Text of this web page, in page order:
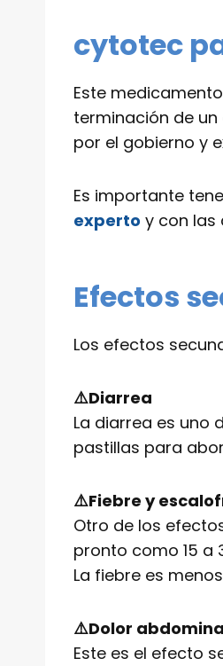
cytotec
Este
terminación de
por el gobierno y
Es importante
experto y con las
Efectos
Los efectos
⚠️Diarrea
La diarrea es uno
pastillas para
⚠️Fiebre y
Otro de los
pronto como 15 a
La fiebre es
⚠️Dolor
Este es el efecto